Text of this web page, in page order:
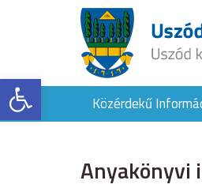
Eszköztár megnyitása
Közérdekű
Anyakönyvi